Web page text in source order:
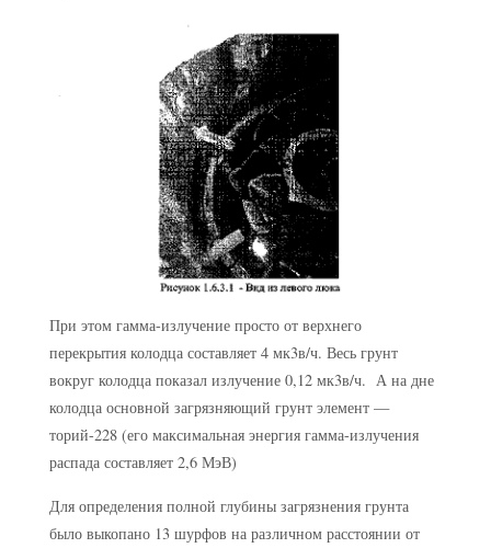
При этом гамма-излучение просто от верхнего
перекрытия колодца составляет 4 мк3в/ч. Весь грунт
вокруг колодца показал излучение 0,12 мк3в/ч. А на дне
колодца основной загрязняющий грунт элемент —
торий-228 (его максимальная энергия гамма-излучения
распада составляет 2,6 МэВ)
Для определения полной глубины загрязнения грунта
было выкопано 13 шурфов на различном расстоянии от